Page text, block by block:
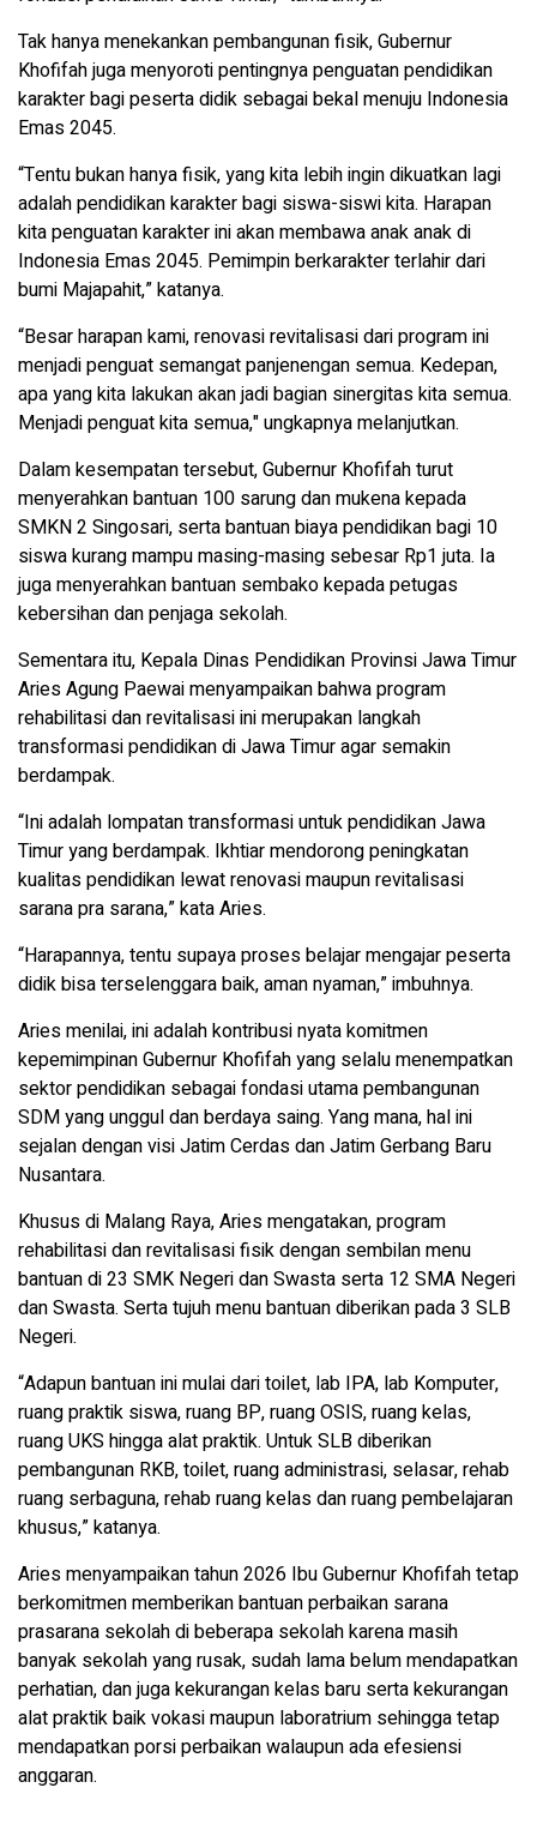
Tak hanya menekankan pembangunan fisik, Gubernur
Khofifah juga menyoroti pentingnya penguatan pendidikan
karakter bagi peserta didik sebagai bekal menuju Indonesia
Emas 2045.
“Tentu bukan hanya fisik, yang kita lebih ingin dikuatkan lagi
adalah pendidikan karakter bagi siswa-siswi kita. Harapan
kita penguatan karakter ini akan membawa anak anak di
Indonesia Emas 2045. Pemimpin berkarakter terlahir dari
bumi Majapahit,” katanya.
“Besar harapan kami, renovasi revitalisasi dari program ini
menjadi penguat semangat panjenengan semua. Kedepan,
apa yang kita lakukan akan jadi bagian sinergitas kita semua.
Menjadi penguat kita semua," ungkapnya melanjutkan.
Dalam kesempatan tersebut, Gubernur Khofifah turut
menyerahkan bantuan 100 sarung dan mukena kepada
SMKN 2 Singosari, serta bantuan biaya pendidikan bagi 10
siswa kurang mampu masing-masing sebesar Rp1 juta. Ia
juga menyerahkan bantuan sembako kepada petugas
kebersihan dan penjaga sekolah.
Sementara itu, Kepala Dinas Pendidikan Provinsi Jawa Timur
Aries Agung Paewai menyampaikan bahwa program
rehabilitasi dan revitalisasi ini merupakan langkah
transformasi pendidikan di Jawa Timur agar semakin
berdampak.
“Ini adalah lompatan transformasi untuk pendidikan Jawa
Timur yang berdampak. Ikhtiar mendorong peningkatan
kualitas pendidikan lewat renovasi maupun revitalisasi
sarana pra sarana,” kata Aries.
“Harapannya, tentu supaya proses belajar mengajar peserta
didik bisa terselenggara baik, aman nyaman,” imbuhnya.
Aries menilai, ini adalah kontribusi nyata komitmen
kepemimpinan Gubernur Khofifah yang selalu menempatkan
sektor pendidikan sebagai fondasi utama pembangunan
SDM yang unggul dan berdaya saing. Yang mana, hal ini
sejalan dengan visi Jatim Cerdas dan Jatim Gerbang Baru
Nusantara.
Khusus di Malang Raya, Aries mengatakan, program
rehabilitasi dan revitalisasi fisik dengan sembilan menu
bantuan di 23 SMK Negeri dan Swasta serta 12 SMA Negeri
dan Swasta. Serta tujuh menu bantuan diberikan pada 3 SLB
Negeri.
“Adapun bantuan ini mulai dari toilet, lab IPA, lab Komputer,
ruang praktik siswa, ruang BP, ruang OSIS, ruang kelas,
ruang UKS hingga alat praktik. Untuk SLB diberikan
pembangunan RKB, toilet, ruang administrasi, selasar, rehab
ruang serbaguna, rehab ruang kelas dan ruang pembelajaran
khusus,” katanya.
Aries menyampaikan tahun 2026 Ibu Gubernur Khofifah tetap
berkomitmen memberikan bantuan perbaikan sarana
prasarana sekolah di beberapa sekolah karena masih
banyak sekolah yang rusak, sudah lama belum mendapatkan
perhatian, dan juga kekurangan kelas baru serta kekurangan
alat praktik baik vokasi maupun laboratrium sehingga tetap
mendapatkan porsi perbaikan walaupun ada efesiensi
anggaran.